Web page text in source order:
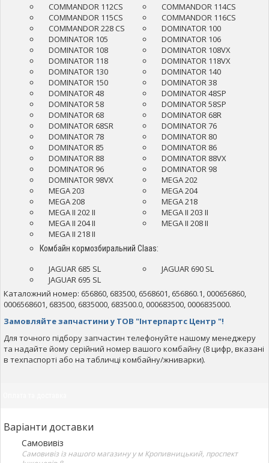
COMMANDOR 112CS
COMMANDOR 114CS
COMMANDOR 115CS
COMMANDOR 116CS
COMMANDOR 228 CS
DOMINATOR 100
DOMINATOR 105
DOMINATOR 106
DOMINATOR 108
DOMINATOR 108VX
DOMINATOR 118
DOMINATOR 118VX
DOMINATOR 130
DOMINATOR 140
DOMINATOR 150
DOMINATOR 38
DOMINATOR 48
DOMINATOR 48SP
DOMINATOR 58
DOMINATOR 58SP
DOMINATOR 68
DOMINATOR 68R
DOMINATOR 68SR
DOMINATOR 76
DOMINATOR 78
DOMINATOR 80
DOMINATOR 85
DOMINATOR 86
DOMINATOR 88
DOMINATOR 88VX
DOMINATOR 96
DOMINATOR 98
DOMINATOR 98VX
MEGA 202
MEGA 203
MEGA 204
MEGA 208
MEGA 218
MEGA II 202 II
MEGA II 203 II
MEGA II 204 II
MEGA II 208 II
MEGA II 218 II
Комбайн кормозбиральний Claas:
JAGUAR 685 SL
JAGUAR 690 SL
JAGUAR 695 SL
Каталожний номер: 656860, 683500, 6568601, 656860.1, 000656860,
0006568601, 683500, 6835000, 683500.0, 000683500, 0006835000.
Замовляйте запчастини у ТОВ "Інтерпартс Центр "!
Для точного підбору запчастин телефонуйте нашому менеджеру
та надайте йому серійний номер вашого комбайну (8 цифр, вказані
в техпаспорті або на табличці комбайну/жниварки).
Варіанти доставки
Самовивіз
Самовивіз із нашого магазину у м Кропивницький, проспект